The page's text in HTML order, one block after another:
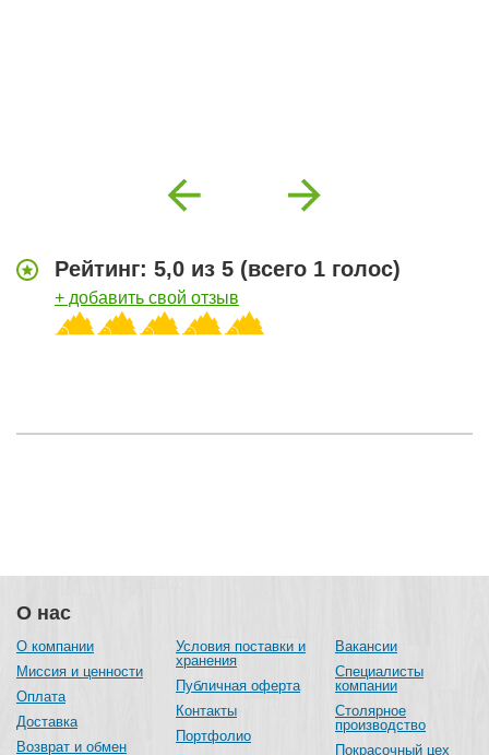
Previous Next
Рейтинг: 5,0 из 5 (всего 1 голос)
+ добавить свой отзыв
О нас
О компании
Миссия и ценности
Оплата
Доставка
Возврат и обмен
Условия поставки и
хранения
Публичная оферта
Контакты
Портфолио
Вакансии
Специалисты
компании
Столярное
производство
Покрасочный цех